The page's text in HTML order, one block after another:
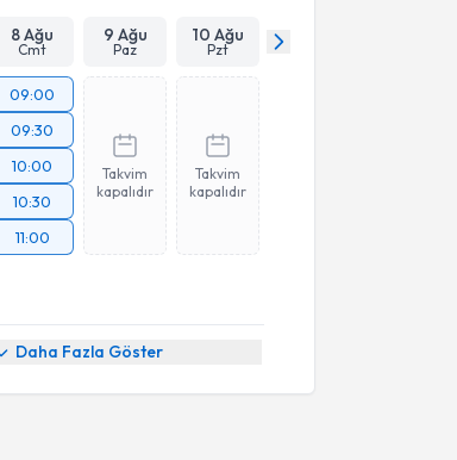
8 Ağu
Cmt
9 Ağu
Paz
10 Ağu
Pzt
09:00
09:30
10:00
10:30
11:00
Takvim
kapalıdır
Takvim
kapalıdır
Daha Fazla Göster